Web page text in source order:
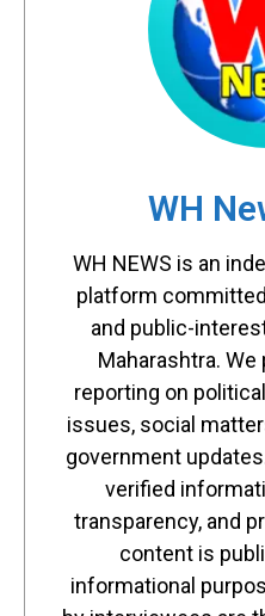
WH
WH NEWS is an
platform
and public-
Maharashtra.
reporting on
issues, social
government
verified
transparency, and
content is
informational